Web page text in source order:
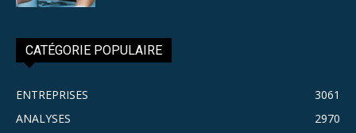
CATÉGORIE POPULAIRE
ENTREPRISES
3061
ANALYSES
2970